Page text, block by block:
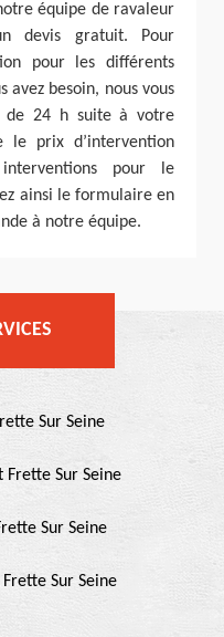
équipe de ravaleur
devis gratuit. Pour
pour les différents
avez besoin, nous vous
de 24 h suite à votre
prix d’intervention
pour le
ainsi le formulaire en
à notre équipe.
Sur Seine
Frette Sur Seine
Sur Seine
Sur Seine